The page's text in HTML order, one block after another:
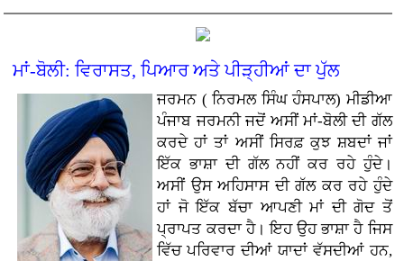
ਮਾਂ-ਬੋਲੀ: ਵਿਰਾਸਤ, ਪਿਆਰ ਅਤੇ ਪੀੜ੍ਹੀਆਂ ਦਾ ਪੁੱਲ
ਜਰਮਨ ( ਨਿਰਮਲ ਸਿੰਘ ਹੰਸਪਾਲ) ਮੀਡੀਆ
ਪੰਜਾਬ ਜਰਮਨੀ ਜਦੋਂ ਅਸੀਂ ਮਾਂ-ਬੋਲੀ ਦੀ ਗੱਲ
ਕਰਦੇ ਹਾਂ ਤਾਂ ਅਸੀਂ ਸਿਰਫ਼ ਕੁਝ ਸ਼ਬਦਾਂ ਜਾਂ
ਇੱਕ ਭਾਸ਼ਾ ਦੀ ਗੱਲ ਨਹੀਂ ਕਰ ਰਹੇ ਹੁੰਦੇ।
ਅਸੀਂ ਉਸ ਅਹਿਸਾਸ ਦੀ ਗੱਲ ਕਰ ਰਹੇ ਹੁੰਦੇ
ਹਾਂ ਜੋ ਇੱਕ ਬੱਚਾ ਆਪਣੀ ਮਾਂ ਦੀ ਗੋਦ ਤੋਂ
ਪ੍ਰਾਪਤ ਕਰਦਾ ਹੈ। ਇਹ ਉਹ ਭਾਸ਼ਾ ਹੈ ਜਿਸ
ਵਿੱਚ ਪਰਿਵਾਰ ਦੀਆਂ ਯਾਦਾਂ ਵੱਸਦੀਆਂ ਹਨ,